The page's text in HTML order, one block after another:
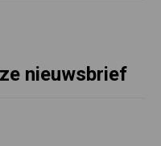
nieuwsbrief